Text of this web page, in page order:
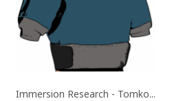
Immersion Research - Tomko...